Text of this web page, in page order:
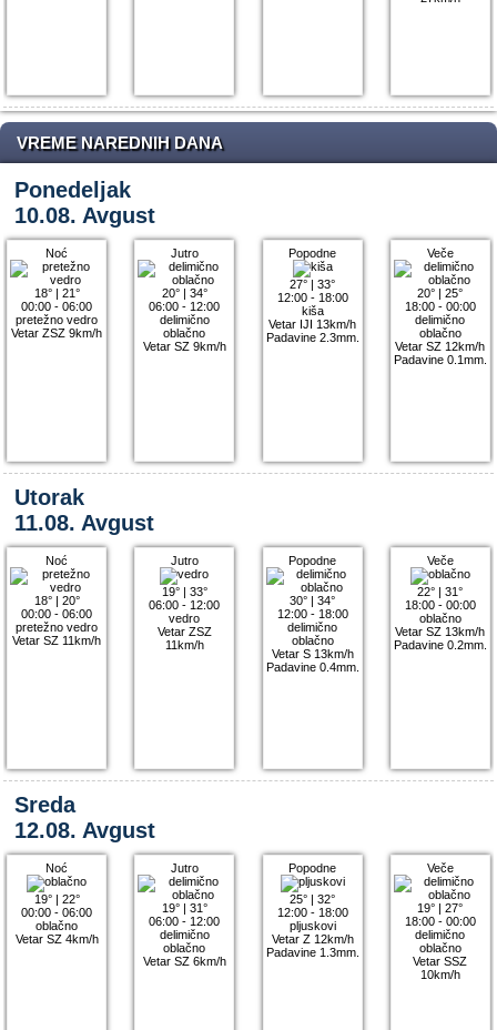
VREME NAREDNIH DANA
Ponedeljak
10.08. Avgust
Noć
18°| 21°
00:00 - 06:00
pretežno vedro
Vetar ZSZ 9km/h
Jutro
20°| 34°
06:00 - 12:00
delimično
oblačno
Vetar SZ 9km/h
Popodne
27° |33°
12:00 - 18:00
kiša
Vetar IJI 13km/h
Padavine 2.3mm.
Veče
20° |25°
18:00 - 00:00
delimično
oblačno
Vetar SZ 12km/h
Padavine 0.1mm.
Utorak
11.08. Avgust
Noć
18°| 20°
00:00 - 06:00
pretežno vedro
Vetar SZ 11km/h
Jutro
19°| 33°
06:00 - 12:00
vedro
Vetar ZSZ
11km/h
Popodne
30° |34°
12:00 - 18:00
delimično
oblačno
Vetar S 13km/h
Padavine 0.4mm.
Veče
22° |31°
18:00 - 00:00
oblačno
Vetar SZ 13km/h
Padavine 0.2mm.
Sreda
12.08. Avgust
Noć
19°| 22°
00:00 - 06:00
oblačno
Vetar SZ 4km/h
Jutro
19°| 31°
06:00 - 12:00
delimično
oblačno
Vetar SZ 6km/h
Popodne
25° |32°
12:00 - 18:00
pljuskovi
Vetar Z 12km/h
Padavine 1.3mm.
Veče
19° |27°
18:00 - 00:00
delimično
oblačno
Vetar SSZ
10km/h